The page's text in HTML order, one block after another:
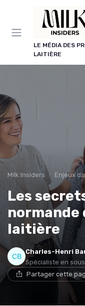
LE MÉDIA DES
LAITIÈRE
Milk Insiders Enjeux
Les
laitière
Charles-Henri
Spécialiste en
Partager cette